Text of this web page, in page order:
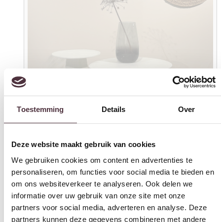
Toestemming Details Over
Deze website maakt gebruik van cookies
We gebruiken cookies om content en advertenties te
personaliseren, om functies voor social media te bieden en
om ons websiteverkeer te analyseren. Ook delen we
informatie over uw gebruik van onze site met onze
partners voor social media, adverteren en analyse. Deze
partners kunnen deze gegevens combineren met andere